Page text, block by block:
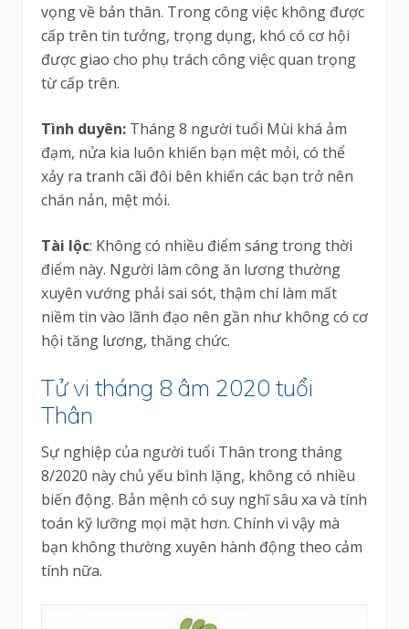
vọng về bản thân. Trong công việc không được
cấp trên tin tưởng, trọng dụng, khó có cơ hội
được giao cho phụ trách công việc quan trọng
từ cấp trên.
Tình duyên: Tháng 8 người tuổi Mùi khá ảm
đạm, nửa kia luôn khiến bạn mệt mỏi, có thể
xảy ra tranh cãi đôi bên khiến các bạn trở nên
chán nản, mệt mỏi.
Tài lộc: Không có nhiều điểm sáng trong thời
điểm này. Người làm công ăn lương thường
xuyên vướng phải sai sót, thậm chí làm mất
niềm tin vào lãnh đạo nên gần như không có cơ
hội tăng lương, thăng chức.
Tử vi tháng 8 âm 2020 tuổi
Thân
Sự nghiệp của người tuổi Thân trong tháng
8/2020 này chủ yếu bình lặng, không có nhiều
biến động. Bản mệnh có suy nghĩ sâu xa và tính
toán kỹ lưỡng mọi mặt hơn. Chính vì vậy mà
bạn không thường xuyên hành động theo cảm
tính nữa.